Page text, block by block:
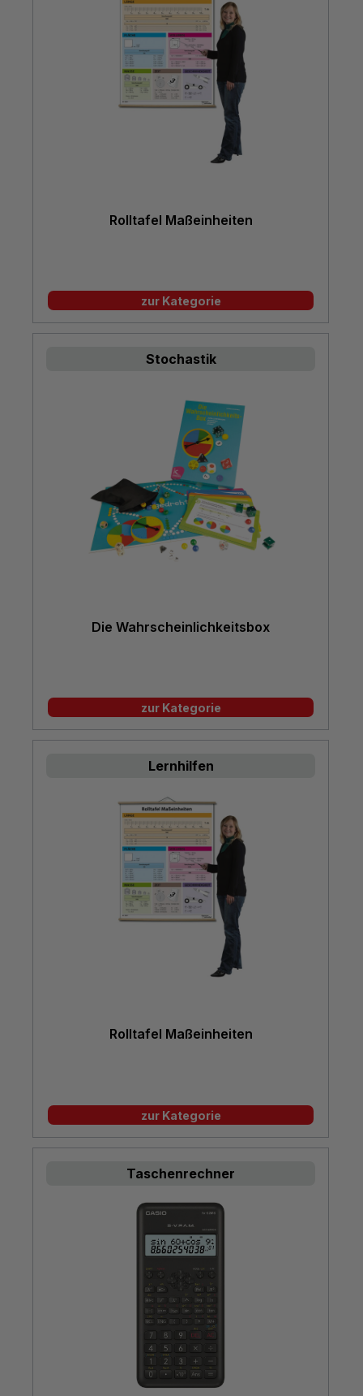
Rolltafel Maßeinheiten
zur Kategorie
Stochastik
Die Wahrscheinlichkeitsbox
zur Kategorie
Lernhilfen
Rolltafel Maßeinheiten
zur Kategorie
Taschenrechner